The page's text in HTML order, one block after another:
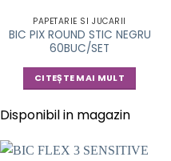
PAPETARIE SI JUCARII
BIC PIX ROUND STIC NEGRU
60BUC/SET
CITEȘTE MAI MULT
Disponibil in magazin